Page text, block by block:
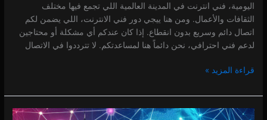
اليومية، فني انترنت في المدينة العالمية اللي تجمع فيها مختلف
الثقافات والأعمال. ومن هنا ييجي دور فني الانترنت، اللي يضمن لكم
اتصال دائم وسريع بدون انقطاع. إذا كان عندكم أي مشكلة أو محتاجين
لدعم فني احترافي، نحن دائماً هنا لمساعدتكم. لا تترددوا في الاتصال
قراءة المزيد »
فني